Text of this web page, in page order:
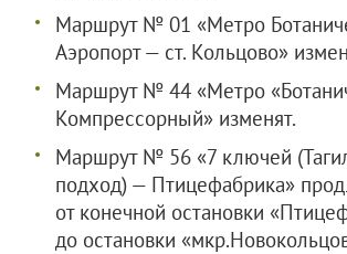
Маршрут № 01 «Метро
Аэропорт — ст. Кольцово»
Маршрут № 44 «Метро
Компрессорный» изменят.
Маршрут № 56 «7 ключей
подход) — Птицефабрика»
от конечной остановки
до остановки